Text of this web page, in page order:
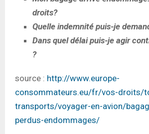
droits?
Quelle indemnité puis-je
Dans quel délai puis-je agir
?
source : http://www.europe-
consommateurs.eu/fr/vos-droits/
transports/voyager-en-avion/
perdus-endommages/